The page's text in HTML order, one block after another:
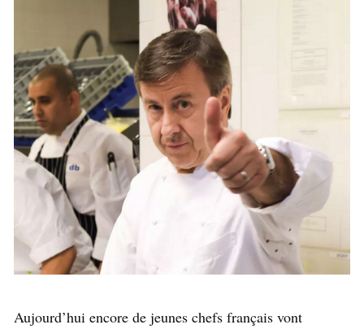
Aujourd’hui encore de jeunes chefs français vont